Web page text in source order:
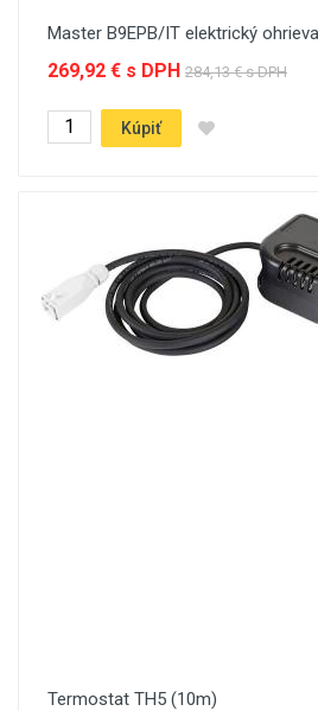
Master B9EPB/IT elektrický
269,92 € s DPH 284,13 € s DPH
Kúpiť
Termostat TH5 (10m)